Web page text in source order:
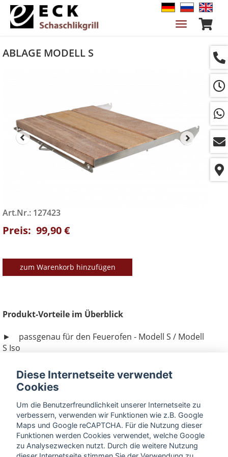
Navigation
ABLAGE MODELL S
Art.Nr.: 127423
Preis: 99,90 €
zum Warenkorb hinzufügen
Produkt-Vorteile im Überblick
► passgenau für den Feuerofen - Modell S / Modell
S Iso
► Inkl. Bügel als Halter für GN-Behälter
► Werkzeuglose Befestigung
► Erweiterung des
► Material: Edelstahl und Holz
Hinweis: Der Halter für GN-Behälterist nicht im
Lieferumfang enthalten, wird aber benötigt.
Diese Internetseite verwendet
Cookies
Um die Benutzerfreundlichkeit unserer Internetseite zu
verbessern, verwenden wir Funktionen wie z.B. Google
Maps und Google reCAPTCHA. Für die Nutzung dieser
Funktionen werden Cookies verwendet, welche Google
zu Analysezwecken nutzt. Durch die weitere Nutzung